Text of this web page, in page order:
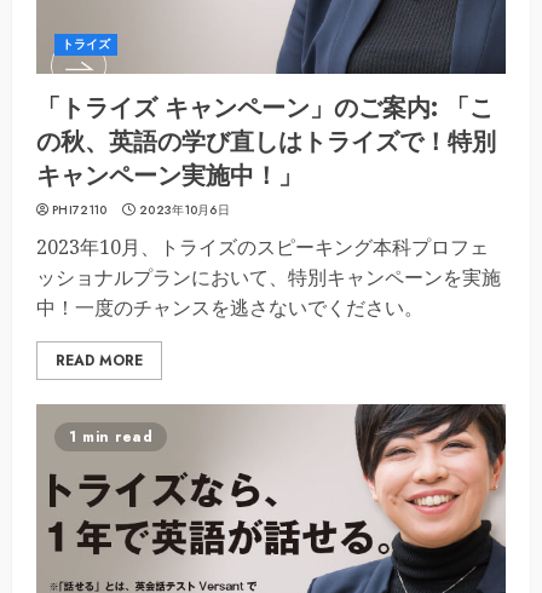
トライズ
「トライズ キャンペーン」のご案内: 「こ
の秋、英語の学び直しはトライズで！特別
キャンペーン実施中！」
PHI72110 2023年10月6日
2023年10月、トライズのスピーキング本科プロフェ
ッショナルプランにおいて、特別キャンペーンを実施
中！一度のチャンスを逃さないでください。
READ MORE
1 min read